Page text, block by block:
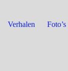
Verhalen Foto’s